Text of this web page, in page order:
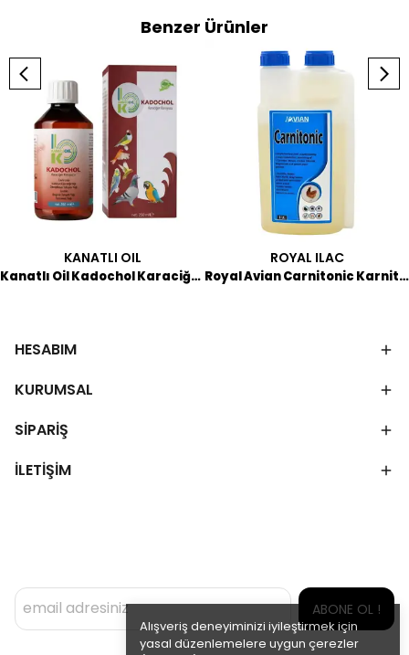
Alışveriş deneyiminizi iyileştirmek için
yasal düzenlemelere uygun çerezler
Benzer Ürünler
KANATLI OIL
Kanatlı Oil Kadochol Karaciğer Destekleyici 250 ML
ROYAL ILAC
Royal Avian Carnitonic Karnitin İçerikli Tamamlayıcı Yem 1 LT
HESABIM
KURUMSAL
SİPARİŞ
İLETİŞİM
ABONE OL !